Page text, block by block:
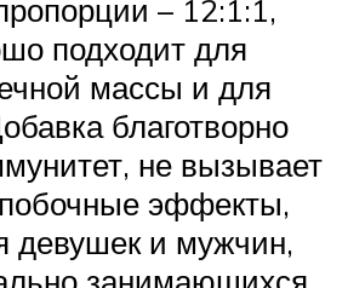
– 12:1:1,
подходит для
массы и для
благотворно
не вызывает
эффекты,
девушек и мужчин,
занимающихся